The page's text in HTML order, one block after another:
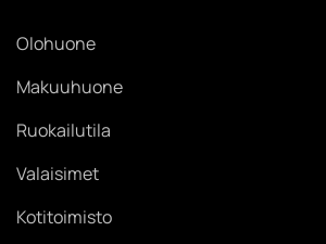
Olohuone
Makuuhuone
Ruokailutila
Valaisimet
Kotitoimisto